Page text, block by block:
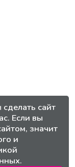
сайт
Если вы
значит
и